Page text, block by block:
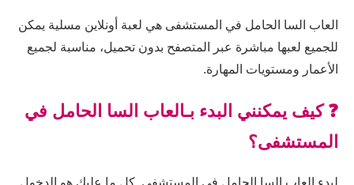
العاب السا الحامل في المستشفى هي لعبة أونلاين مسلية يمكن
للجميع لعبها مباشرة عبر المتصفح بدون تحميل، مناسبة لجميع
الأعمار ومستويات المهارة.
❓ كيف يمكنني البدء بـالعاب السا الحامل في
المستشفى؟
لبدء العاب السا الحامل في المستشفى, كل ما عليك هو الدخول